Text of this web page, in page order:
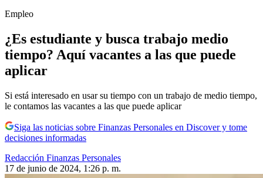
Empleo
¿Es estudiante y busca trabajo medio
tiempo? Aquí vacantes a las que puede
aplicar
Si está interesado en usar su tiempo con un trabajo de medio tiempo,
le contamos las vacantes a las que puede aplicar
Siga las noticias sobre Finanzas Personales en Discover y tome
decisiones informadas
Redacción Finanzas Personales
17 de junio de 2024, 1:26 p. m.